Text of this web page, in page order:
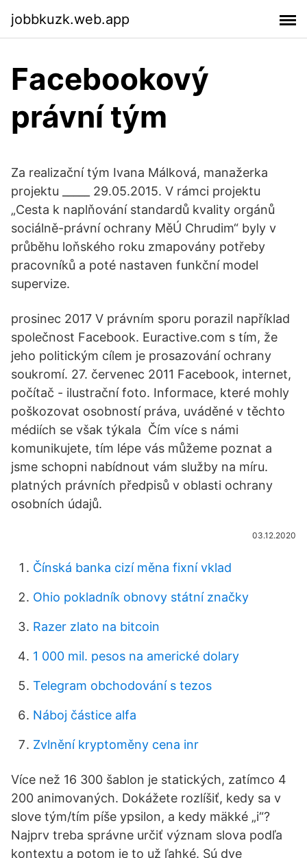
jobbkuzk.web.app
Facebookový
právní tým
Za realizační tým Ivana Málková, manažerka
projektu _____ 29.05.2015. V rámci projektu
„Cesta k naplňování standardů kvality orgánů
sociálně-právní ochrany MěÚ Chrudim“ byly v
průběhu loňského roku zmapovány potřeby
pracovníků a poté nastaven funkční model
supervize.
prosinec 2017 V právním sporu porazil například
společnost Facebook. Euractive.com s tím, že
jeho politickým cílem je prosazování ochrany
soukromí. 27. červenec 2011 Facebook, internet,
počítač - ilustrační foto. Informace, které mohly
poškozovat osobností práva, uváděné v těchto
médiích se však týkala Čím více s námi
komunikujete, tím lépe vás můžeme poznat a
jsme schopni nabídnout vám služby na míru.
platných právních předpisů v oblasti ochrany
osobních údajů.
03.12.2020
Čínská banka cizí měna fixní vklad
Ohio pokladník obnovy státní značky
Razer zlato na bitcoin
1 000 mil. pesos na americké dolary
Telegram obchodování s tezos
Náboj částice alfa
Zvlnění kryptoměny cena inr
Více než 16 300 šablon je statických, zatímco 4
200 animovaných. Dokážete rozlíšiť, kedy sa v
slove tým/tím píše ypsilon, a kedy mäkké „i“?
Najprv treba správne určiť význam slova podľa
kontextu a potom je to už ľahké. Sú dve